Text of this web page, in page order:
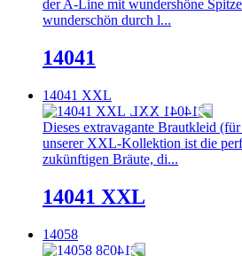
der A-Line mit wundershöne
wunderschön durch l...
14041
14041 XXL
Dieses extravagante Brautkleid
unserer XXL-Kollektion ist die
zukünftigen Bräute, di...
14041 XXL
14058